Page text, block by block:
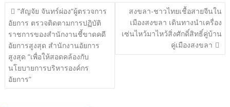
แนะแนว
เรื่อง
”สัญจัย จันทร์ผ่อง“ผู้ตรวจการ
อัยการ ตรวจติดตามการปฏิบัติ
ราชการของสำนักงานชี้ขาดคดี
อัยการสูงสุด สำนักงานอัยการ
สูงสุด “เพื่อให้สอดคล้องกับ
นโยบายการบริหารองค์กร
อัยการ”
สงขลา-ชาวไทยเชื้อสายจีนใน
เมืองสงขลา เดินทางนำเครื่อง
เซ่นไหว้มาไหว้สิ่งศักดิ์สิทธิ์คู่บ้าน
คู่เมืองสงขลา